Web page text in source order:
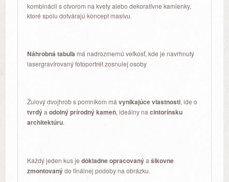
kombinácii s otvorom na kvety alebo dekoratívne kamienky,
ktoré spolu dotvárajú koncept masívu.
Náhrobná tabuľa má nadrozmernú veľkosť, kde je navrhnutý
lasergravírovaný fotoportrét zosnulej osoby
Žulový dvojhrob s pomníkom má vynikajúce vlastnosti, ide o
tvrdýa odolný prírodný kameň, ideálny na cintorínsku
architektúru.
Každý jeden kus je dôkladne opracovanýa šikovne
zmontovanýdo finálnej podoby na obrázku.